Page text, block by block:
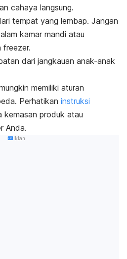
cahaya langsung.
tempat yang lembap. Jangan
kamar mandi atau
freezer.
dari jangkauan anak-anak
memiliki aturan
Perhatikan instruksi
kemasan produk atau
Anda.
Iklan